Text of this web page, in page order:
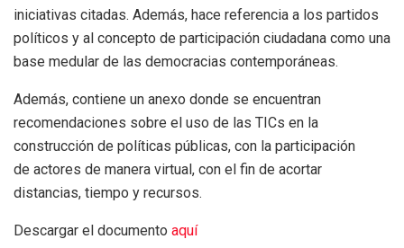
iniciativas citadas. Además, hace referencia a los partidos
políticos y al concepto de participación ciudadana como una
base medular de las democracias contemporáneas.
Además, contiene un anexo donde se encuentran
recomendaciones sobre el uso de las TICs en la
construcción de políticas públicas, con la participación
de actores de manera virtual, con el fin de acortar
distancias, tiempo y recursos.
Descargar el documento aquí